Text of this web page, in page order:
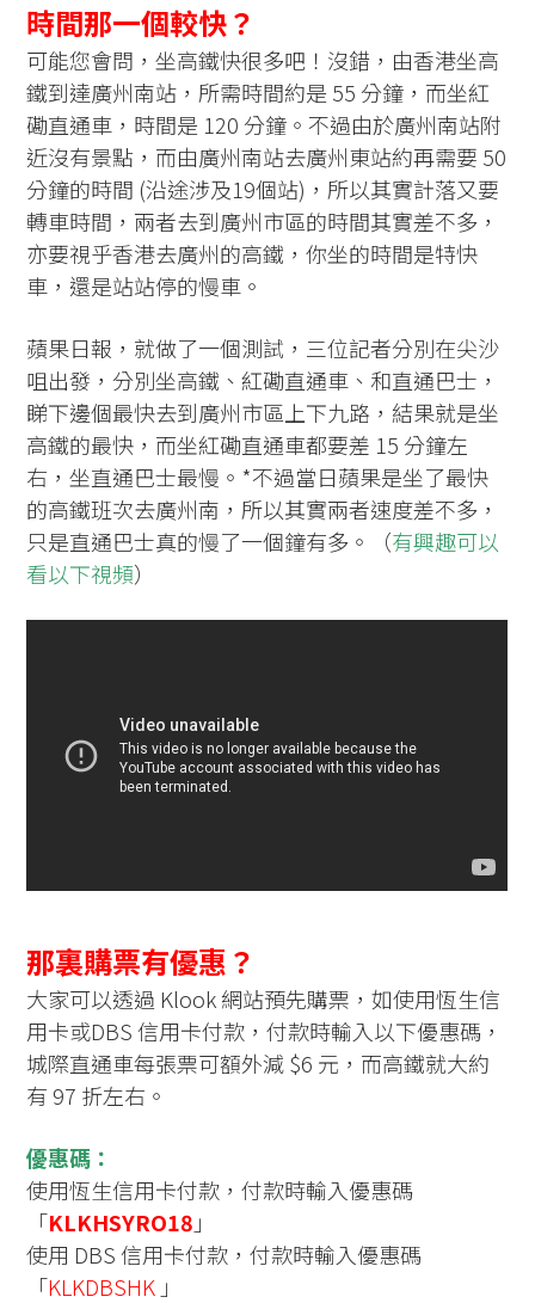
時間那一個較快？
可能您會問，坐高鐵快很多吧！沒錯，由香港坐高
鐵到達廣州南站，所需時間約是 55 分鐘，而坐紅
磡直通車，時間是 120 分鐘。不過由於廣州南站附
近沒有景點，而由廣州南站去廣州東站約再需要 50
分鐘的時間 (沿途涉及19個站)，所以其實計落又要
轉車時間，兩者去到廣州市區的時間其實差不多，
亦要視乎香港去廣州的高鐵，你坐的時間是特快
車，還是站站停的慢車。
蘋果日報，就做了一個測試，三位記者分別在尖沙
咀出發，分別坐高鐵、紅磡直通車、和直通巴士，
睇下邊個最快去到廣州市區上下九路，結果就是坐
高鐵的最快，而坐紅磡直通車都要差 15 分鐘左
右，坐直通巴士最慢。*不過當日蘋果是坐了最快
的高鐵班次去廣州南，所以其實兩者速度差不多，
只是直通巴士真的慢了一個鐘有多。（有興趣可以
看以下視頻）
那裏購票有優惠？
大家可以透過 Klook 網站預先購票，如使用恆生信
用卡或DBS 信用卡付款，付款時輸入以下優惠碼，
城際直通車每張票可額外減 $6 元，而高鐵就大約
有 97 折左右。
優惠碼：
使用恆生信用卡付款，付款時輸入優惠碼
「KLKHSYRO18 」
使用 DBS 信用卡付款，付款時輸入優惠碼
「KLKDBSHK 」